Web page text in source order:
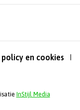
policy en cookies
InStijl Media